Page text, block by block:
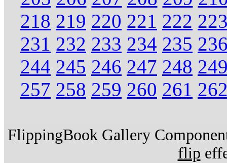
218 219 220 221 222
231 232 233 234 235
244 245 246 247 248
257 258 259 260 261
FlippingBook Gallery
flip